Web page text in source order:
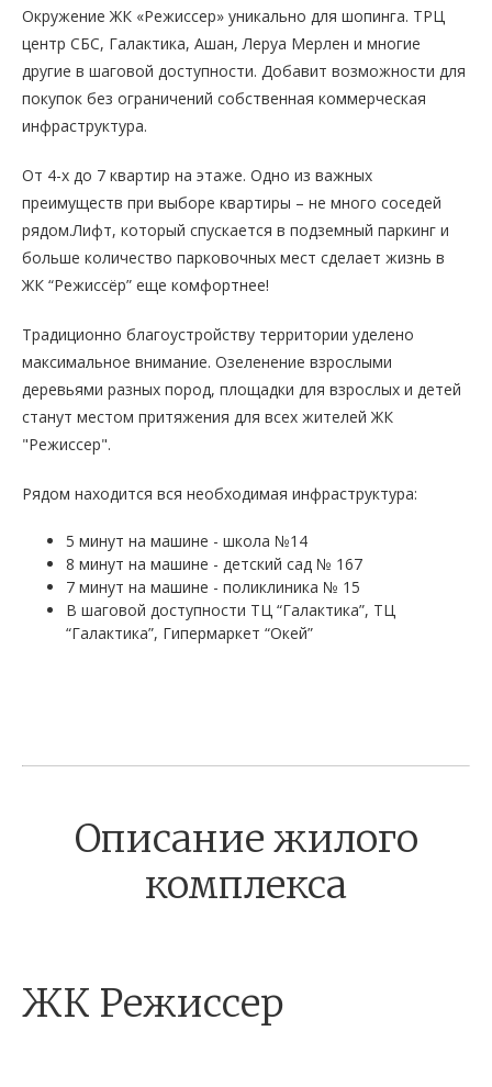
Окружение ЖК «Режиссер» уникально для шопинга. ТРЦ
центр СБС, Галактика, Ашан, Леруа Мерлен и многие
другие в шаговой доступности. Добавит возможности для
покупок без ограничений собственная коммерческая
инфраструктура.
От 4-х до 7 квартир на этаже. Одно из важных
преимуществ при выборе квартиры – не много соседей
рядом.Лифт, который спускается в подземный паркинг и
больше количество парковочных мест сделает жизнь в
ЖК “Режиссёр” еще комфортнее!
Традиционно благоустройству территории уделено
максимальное внимание. Озеленение взрослыми
деревьями разных пород, площадки для взрослых и детей
станут местом притяжения для всех жителей ЖК
"Режиссер".
Рядом находится вся необходимая инфраструктура:
5 минут на машине - школа №14
8 минут на машине - детский сад № 167
7 минут на машине - поликлиника № 15
В шаговой доступности ТЦ “Галактика”, ТЦ
“Галактика”, Гипермаркет “Окей”
Описание жилого
комплекса
ЖК Режиссер